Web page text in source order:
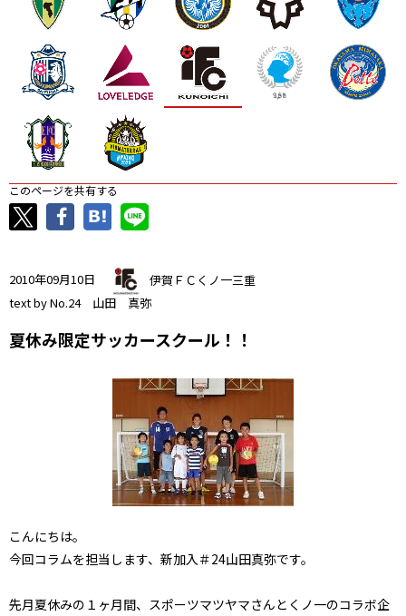
このページを共有する
2010年09月10日
伊賀ＦＣくノ一三重
text by No.24 山田 真弥
夏休み限定サッカースクール！！
こんにちは。
今回コラムを担当します、新加入＃24山田真弥です。
先月夏休みの１ヶ月間、スポーツマツヤマさんとくノ一のコラボ企